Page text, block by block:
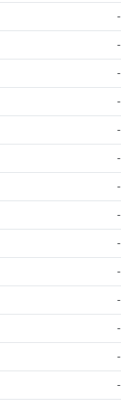
-
-
-
-
-
-
-
-
-
-
-
-
-
-